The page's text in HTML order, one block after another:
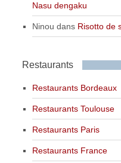
Nasu dengaku
Ninou dans Risotto de
Restaurants
Restaurants Bordeaux
Restaurants Toulouse
Restaurants Paris
Restaurants France